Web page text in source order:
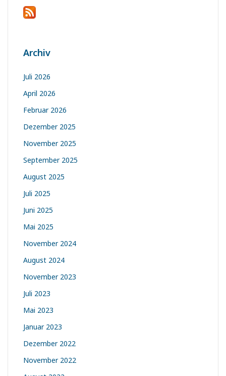
Archiv
Juli 2026
April 2026
Februar 2026
Dezember 2025
November 2025
September 2025
August 2025
Juli 2025
Juni 2025
Mai 2025
November 2024
August 2024
November 2023
Juli 2023
Mai 2023
Januar 2023
Dezember 2022
November 2022